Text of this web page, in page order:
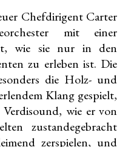
Chefdirigent Carter
mit einer
wie sie nur in den
zu erleben ist. Die
die Holz- und
Klang gespielt,
wie er von
zustandegebracht
zerspielen, und